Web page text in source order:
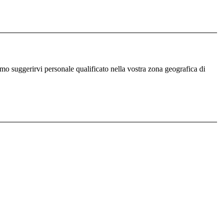
suggerirvi personale qualificato nella vostra zona geografica di